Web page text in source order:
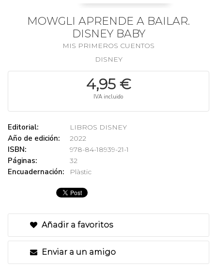
MOWGLI APRENDE A BAILAR.
DISNEY BABY
MIS PRIMEROS CUENTOS
DISNEY
4,95 €
IVA incluido
Editorial: LIBROS DISNEY
Año de edición: 2022
ISBN: 978-84-18939-21-1
Páginas: 32
Encuadernación: Plàstic
Añadir a favoritos
Enviar a un amigo